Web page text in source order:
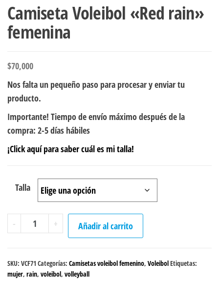
Camiseta Voleibol «Red rain»
femenina
$70,000
Nos falta un pequeño paso para procesar y enviar tu
producto.
Importante! Tiempo de envío máximo después de la
compra: 2-5 días hábiles
¡Click aquí para saber cuál es mi talla!
Talla
-
Camiseta
Voleibol
rain"
femenina
+ Añadir al carrito
SKU: VCF71 Categorías: Camisetas voleibol femenino, VoleibolEtiquetas:
mujer, rain, voleibol, volleyball